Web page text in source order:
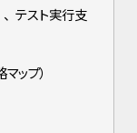
、 テスト実行支
マップ）